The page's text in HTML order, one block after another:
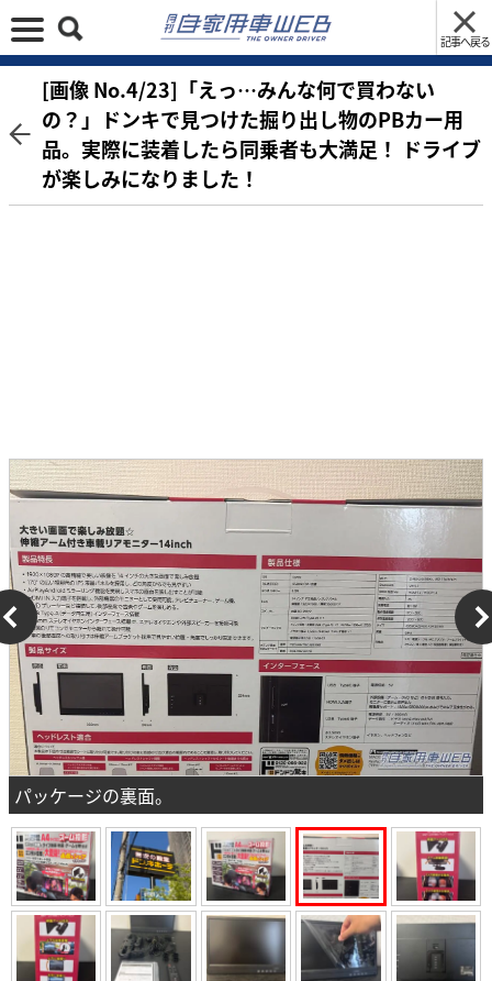
記事へ戻る
[画像 No.4/23]「えっ…みんな何で買わない
の？」ドンキで見つけた掘り出し物のPBカー用
品。実際に装着したら同乗者も大満足！ ドライブ
が楽しみになりました！
パッケージの裏面。